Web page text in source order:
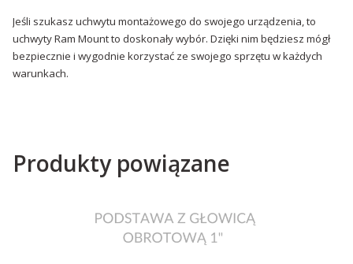
Jeśli szukasz uchwytu montażowego do swojego urządzenia, to
uchwyty Ram Mount to doskonały wybór. Dzięki nim będziesz mógł
bezpiecznie i wygodnie korzystać ze swojego sprzętu w każdych
warunkach.
Produkty powiązane